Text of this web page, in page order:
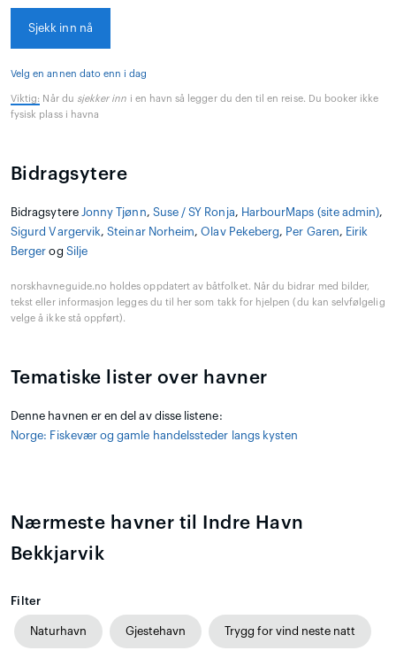
Sjekk inn nå
Velg en annen dato enn i dag
Viktig: Når du sjekker inn i en havn så legger du den til en reise. Du booker ikke
fysisk plass i havna
Bidragsytere
Bidragsytere Jonny Tjønn, Suse / SY Ronja, HarbourMaps (site admin),
Sigurd Vargervik,Steinar Norheim,Olav Pekeberg, Per Garen, Eirik
Berger og Silje
norskhavneguide.no holdes oppdatert av båtfolket. Når du bidrar med bilder,
tekst eller informasjon legges du til her som takk for hjelpen (du kan selvfølgelig
velge å ikke stå oppført).
Tematiske lister over havner
Denne havnen er en del av disse listene:
Norge: Fiskevær og gamle handelssteder langs kysten
Nærmeste havner til Indre Havn
Bekkjarvik
Filter
Naturhavn Gjestehavn Trygg for vind neste natt